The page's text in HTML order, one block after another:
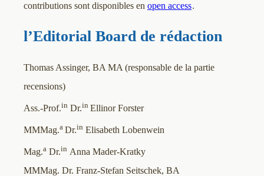
contributions sont disponibles en open access.
l’Editorial Board de rédaction
Thomas Assinger, BA MA (responsable de la partie
recensions)
Ass.-Prof.in Dr.in Ellinor Forster
MMMag.a Dr.in Elisabeth Lobenwein
Mag.a Dr.in Anna Mader-Kratky
MMMag. Dr. Franz-Stefan Seitschek, BA